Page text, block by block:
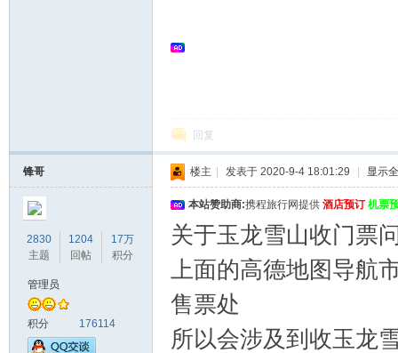
回复
锋哥
2830
主题
1204
回帖
17万
积分
管理员
积分 176114
楼主 发表于 2020-9-4 18:01:29 显示
本站赞助商:携程旅行网提供 酒店预订 机票
关于玉龙雪山收门票
上面的高德地图导航
售票处
所以会涉及到收玉龙